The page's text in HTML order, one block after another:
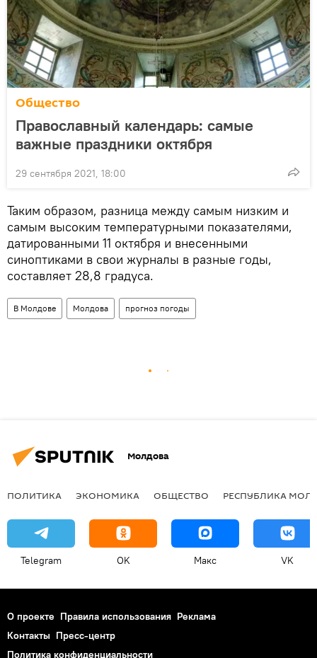
Общество
Православный календарь: самые
важные праздники октября
29 сентября 2021, 18:00
Таким образом, разница между самым низким и
самым высоким температурными показателями,
датированными 11 октября и внесенными
синоптиками в свои журналы в разные годы,
составляет 28,8 градуса.
В Молдове Молдова прогноз погоды
Молдова
ПОЛИТИКА ЭКОНОМИКА ОБЩЕСТВО РЕСПУБЛИКА
Telegram OK Макс VK
О проекте Правила использования Реклама
Контакты Пресс-центр
Политика конфиденциальности